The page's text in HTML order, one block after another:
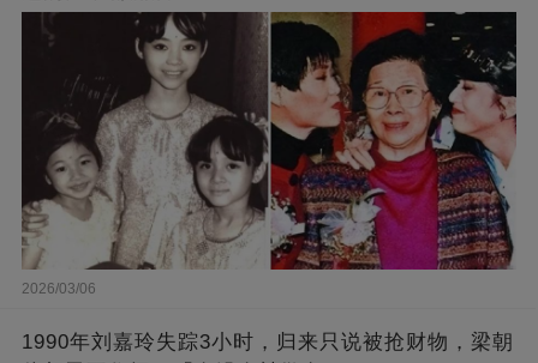
2026/03/06
1990年刘嘉玲失踪3小时，归来只说被抢财物，梁朝